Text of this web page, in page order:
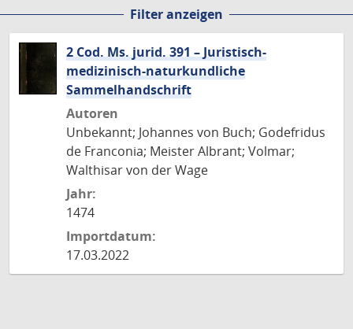
Filter anzeigen
2 Cod. Ms. jurid. 391 – Juristisch-
medizinisch-naturkundliche
Sammelhandschrift
Autoren
Unbekannt; Johannes von Buch; Godefridus
de Franconia; Meister Albrant; Volmar;
Walthisar von der Wage
Jahr:
1474
Importdatum:
17.03.2022